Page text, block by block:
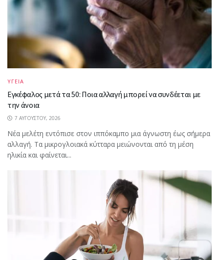
ΥΓΕΙΑ
Εγκέφαλος μετά τα 50: Ποια αλλαγή μπορεί να συνδέεται με
την άνοια
7 ΑΥΓΟΎΣΤΟΥ, 2026
Νέα μελέτη εντόπισε στον ιππόκαμπο μια άγνωστη έως σήμερα
αλλαγή. Τα μικρογλοιακά κύτταρα μειώνονται από τη μέση
ηλικία και φαίνεται...